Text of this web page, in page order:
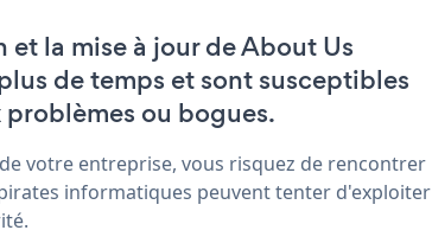
la mise à jour de About Us
de temps et sont susceptibles
ou bogues.
votre entreprise, vous risquez de rencontrer
informatiques peuvent tenter d'exploiter